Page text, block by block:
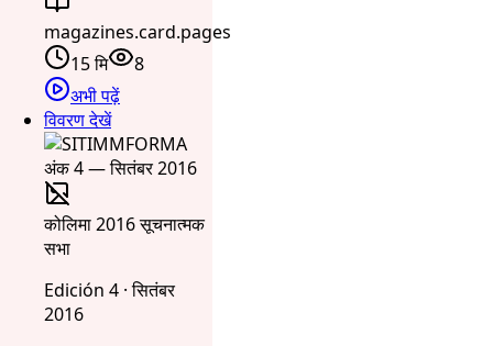
magazines.card.pages
15 मि
8
अभी पढ़ें
विवरण देखें
कोलिमा 2016 सूचनात्मक
सभा
Edición 4 · सितंबर
2016